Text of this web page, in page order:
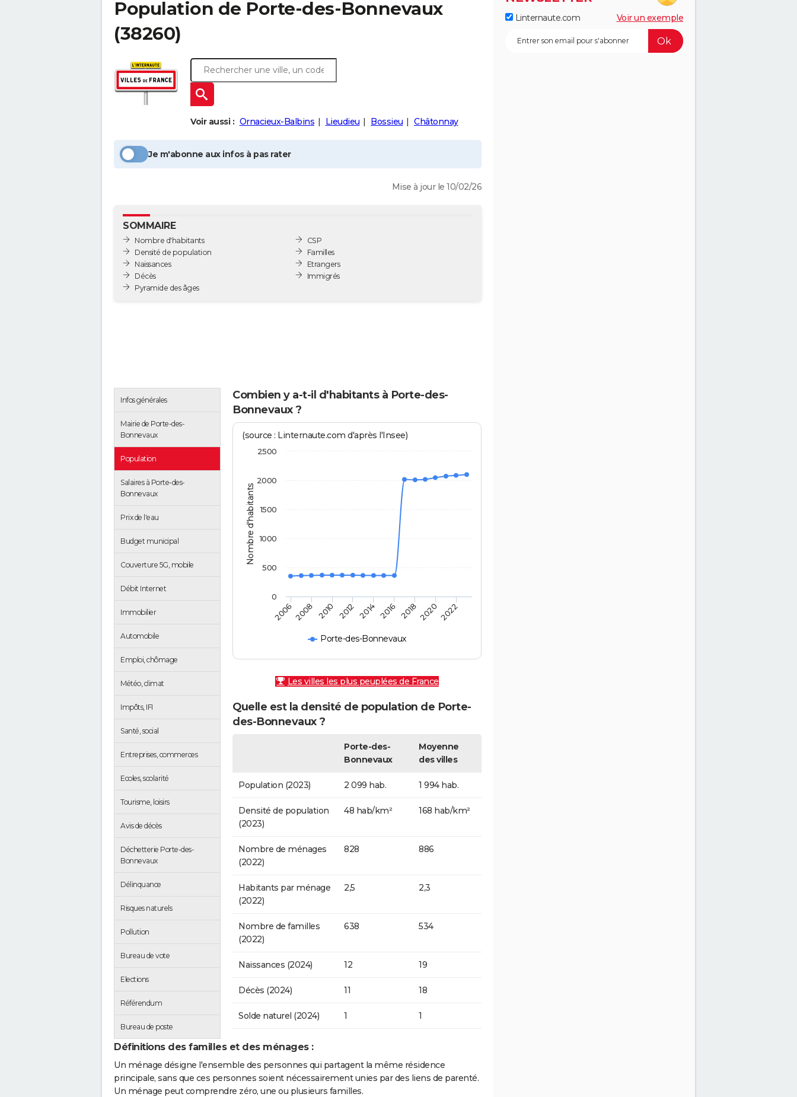
Population de Porte-des-Bonnevaux
(38260)
Voir aussi : Ornacieux-Balbins Lieudieu Bossieu Châtonnay
Je m'abonne aux infos à pas rater
Mise à jour le 10/02/26
SOMMAIRE
Nombre d'habitants
Densité de population
Naissances
Décès
Pyramide des âges
CSP
Familles
Etrangers
Immigrés
Infos générales
Mairie de Porte-des-
Bonnevaux
Population
Salaires à Porte-des-
Bonnevaux
Prix de l'eau
Budget municipal
Couverture 5G, mobile
Débit Internet
Immobilier
Automobile
Emploi, chômage
Météo, climat
Impôts, IFI
Santé, social
Entreprises, commerces
Ecoles, scolarité
Tourisme, loisirs
Avis de décès
Déchetterie Porte-des-
Bonnevaux
Délinquance
Risques naturels
Pollution
Bureau de vote
Elections
Référendum
Bureau de poste
Combien y a-t-il d'habitants à Porte-des-
Bonnevaux ?
Nombre d'habitants
(source : Linternaute.com d'après l'Insee)
Porte-des-Bonnevaux
20062008 2010 2012 2014 2016 201820202022
0
500
1000
1500
2000
2500
Les villes les plus peuplées de France
Quelle est la densité de population de Porte-
des-Bonnevaux ?
Porte-des-
Bonnevaux
Moyenne
des villes
Population (2023) 2 099 hab. 1 994 hab.
Densité de population
(2023)
48 hab/km² 168 hab/km²
Nombre de ménages
(2022)
828 886
Habitants par ménage
(2022)
2,5 2,3
Nombre de familles
(2022)
638 534
Naissances (2024) 12 19
Décès (2024) 11 18
Solde naturel (2024) 1 1
Définitions des familles et des ménages :
Un ménage désigne l'ensemble des personnes qui partagent la même résidence
principale, sans que ces personnes soient nécessairement unies par des liens de parenté.
Un ménage peut comprendre zéro, une ou plusieurs familles.
Linternaute.com Voir un exemple